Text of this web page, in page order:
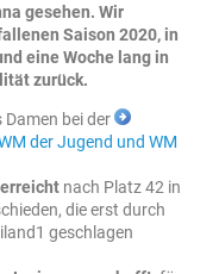
gesehen. Wir
Saison 2020, in
eine Woche lang in
zurück.
bei der
der Jugend und WM
nach Platz 42 in
die erst durch
geschlagen